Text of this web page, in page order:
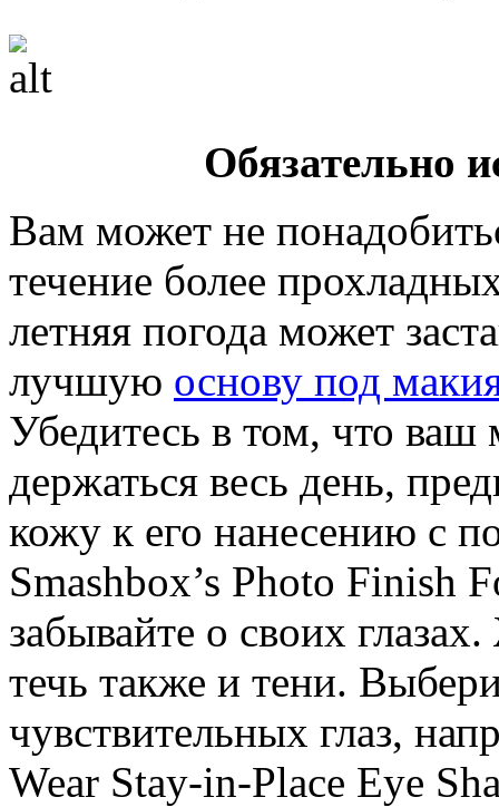
Обязательно
Вам может не
течение более
летняя погода может
лучшую основу под
Убедитесь в том, что ваш
держаться весь день,
кожу к его нанесению с
Smashbox’s Photo Finish
забывайте о своих
течь также и тени.
чувствительных глаз,
Wear Stay-in-Place Eye